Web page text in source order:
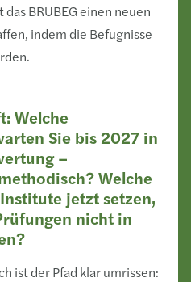
BRUBEG einen neuen
indem die Befugnisse
Welche
Sie bis 2027 in
–
Welche
jetzt setzen,
nicht in
ist der Pfad klar umrissen: